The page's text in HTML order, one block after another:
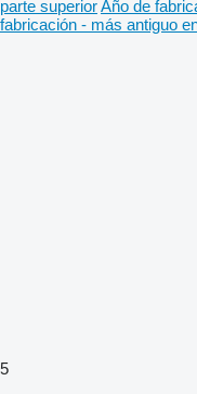
parte superiorAño de
fabricación - más antiguo
5